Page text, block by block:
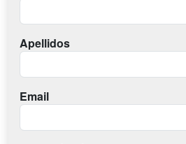
Apellidos
Email